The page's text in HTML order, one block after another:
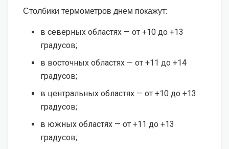
Столбики термометров днем покажут:
в северных областях — от +10 до +13
градусов;
в восточных областях — от +11 до +14
градусов;
в центральных областях — от +10 до +13
градусов;
в южных областях — от +11 до +13
градусов;